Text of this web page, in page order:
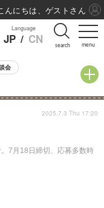
menu
Language
JP / CN search
会
7月18日締切、応募多数時
2025.7.3 Thu 17:20
んにちは、ゲストさん